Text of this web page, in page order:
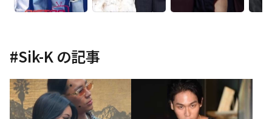
#Sik-K の記事